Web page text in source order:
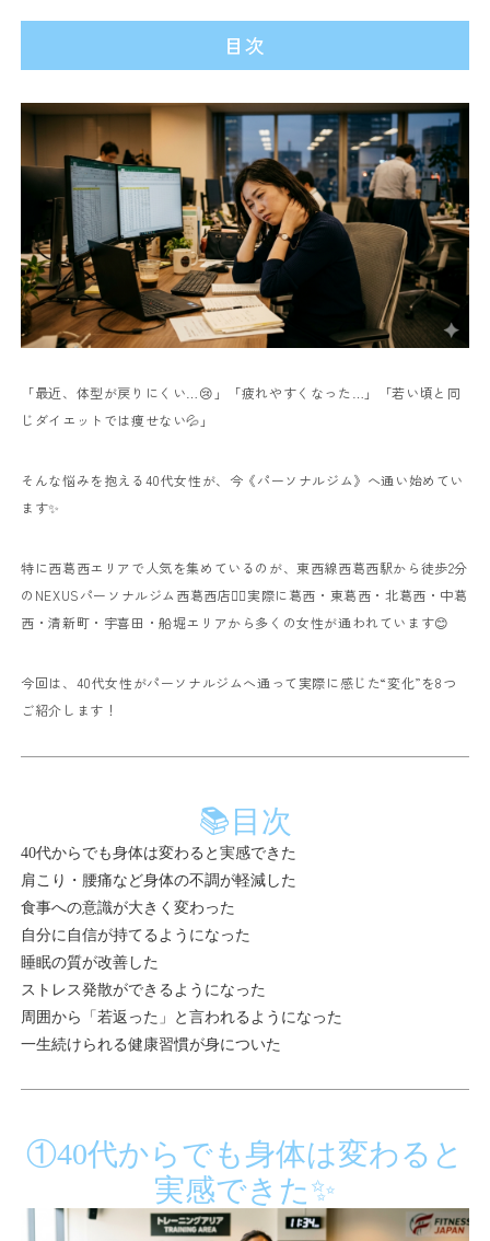
目次
「最近、体型が戻りにくい…😢」 「疲れやすくなった…」
「若い頃と同
じダイエットでは痩せない💦」
そんな悩みを抱える40代女性が、今《パーソナルジム》へ通い始めてい
ます✨
特に西葛西エリアで人気を集めているのが、東西線西葛西駅から徒歩2分
のNEXUSパーソナルジム西葛西店🏋️‍♀️実際に葛西・東葛西・北葛西・中葛
西・清新町・宇喜田・船堀エリアから多くの女性が通われています😊
今回は、40代女性がパーソナルジムへ通って実際に感じた“変化”を8つ
ご紹介します！
📚目次
40代からでも身体は変わると実感できた
肩こり・腰痛など身体の不調が軽減した
食事への意識が大きく変わった
自分に自信が持てるようになった
睡眠の質が改善した
ストレス発散ができるようになった
周囲から「若返った」と言われるようになった
一生続けられる健康習慣が身についた
①40代からでも身体は変わると
実感できた✨